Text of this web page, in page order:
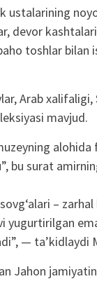
ustalarining
devor
toshlar bilan
Arab xalifaligi,
mavjud.
bu surat
–
yugurtirilgan
— ta’kidlaydi
Jahon